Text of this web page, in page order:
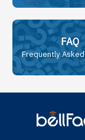
FAQ
Frequently